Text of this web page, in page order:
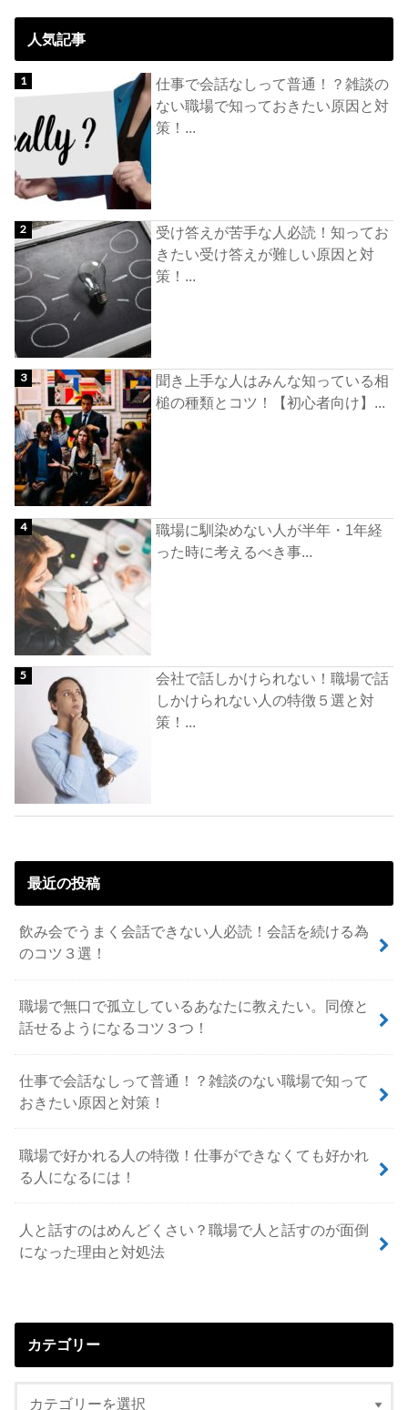
人気記事
仕事で会話なしって普通！？雑談の
ない職場で知っておきたい原因と対
策！...
受け答えが苦手な人必読！知ってお
きたい受け答えが難しい原因と対
策！...
聞き上手な人はみんな知っている相
槌の種類とコツ！【初心者向け】...
職場に馴染めない人が半年・1年経
った時に考えるべき事...
会社で話しかけられない！職場で話
しかけられない人の特徴５選と対
策！...
最近の投稿
飲み会でうまく会話できない人必読！会話を続ける為
のコツ３選！
職場で無口で孤立しているあなたに教えたい。同僚と
話せるようになるコツ３つ！
仕事で会話なしって普通！？雑談のない職場で知って
おきたい原因と対策！
職場で好かれる人の特徴！仕事ができなくても好かれ
る人になるには！
人と話すのはめんどくさい？職場で人と話すのが面倒
になった理由と対処法
カテゴリー